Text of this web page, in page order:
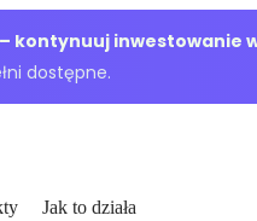
kontynuuj inwestowanie
dostępne.
Jak to działa